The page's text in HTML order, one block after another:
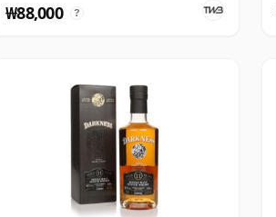
₩88,000 ?